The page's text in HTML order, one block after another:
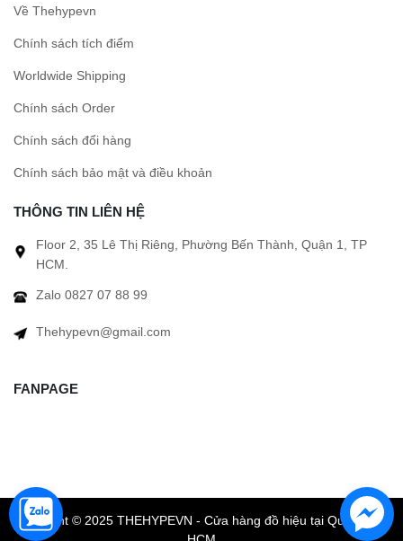
Về Thehypevn
Chính sách tích điểm
Worldwide Shipping
Chính sách Order
Chính sách đổi hàng
Chính sách bảo mật và điều khoản
THÔNG TIN LIÊN HỆ
Floor 2, 35 Lê Thị Riêng, Phường Bến Thành, Quận 1, TP
HCM.
Zalo 0827 07 88 99
Thehypevn@gmail.com
FANPAGE
Copyright © 2025 THEHYPEVN - Cửa hàng đồ hiệu tại Quận 1 TP